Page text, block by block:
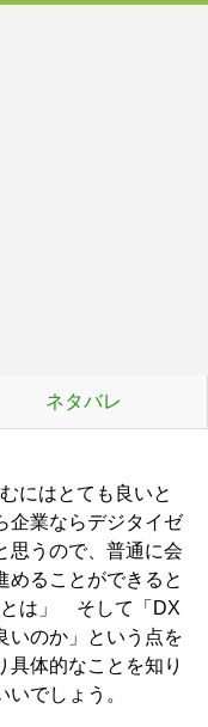
ネタバレ
にはとても良いと
業ならデジタイゼ
思うので、普通に会
めることができると
は」 そして「DX
いのか」という点を
具体的なことを知り
でしょう。